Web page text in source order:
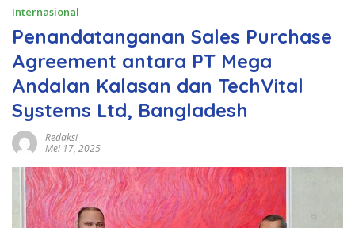
Internasional
Penandatanganan Sales Purchase
Agreement antara PT Mega
Andalan Kalasan dan TechVital
Systems Ltd, Bangladesh
Redaksi
Mei 17, 2025